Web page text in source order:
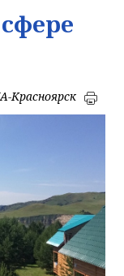
Красноярск